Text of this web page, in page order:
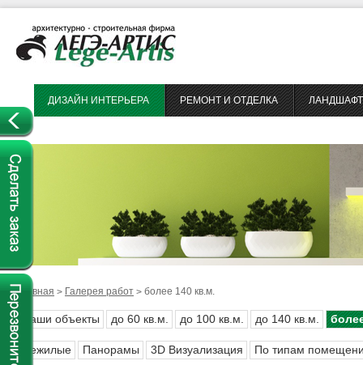
ДИЗАЙН ИНТЕРЬЕРА РЕМОНТ И ОТДЕЛКА
Главная > Галерея работ > более 140 кв.м.
Наши объекты до 60 кв.м. до 100 кв.м. до 140 кв.м.
Нежилые Панорамы 3D Визуализация По типам